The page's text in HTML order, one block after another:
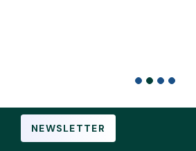
NEWSLETTER